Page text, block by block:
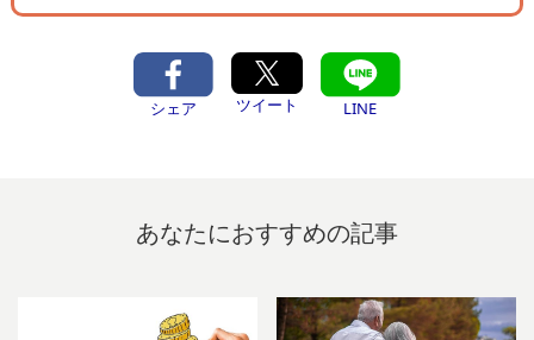
シェア ツイート LINE
あなたにおすすめの記事